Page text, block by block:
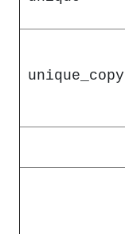
unique_copy